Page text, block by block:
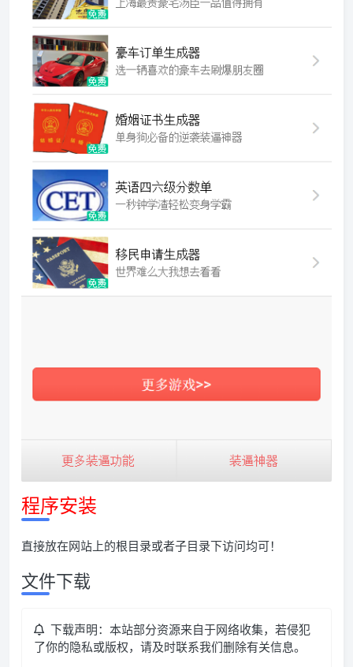
程序安装
直接放在网站上的根目录或者子目录下访问均可！
文件下载
下载声明：本站部分资源来自于网络收集，若侵犯
了你的隐私或版权，请及时联系我们删除有关信息。